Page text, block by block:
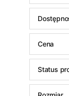
Cena
Status